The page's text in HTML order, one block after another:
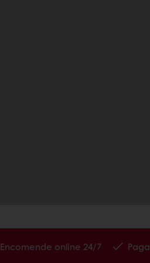
Encomende online 24/7